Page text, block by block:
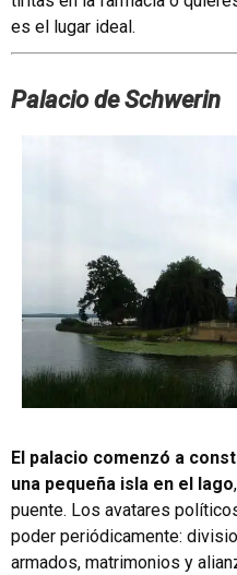
es el lugar ideal.
Palacio de Schwerin
El palacio comenzó a
una pequeña isla en el lago
puente. Los avatares
poder periódicamente:
armados, matrimonios y